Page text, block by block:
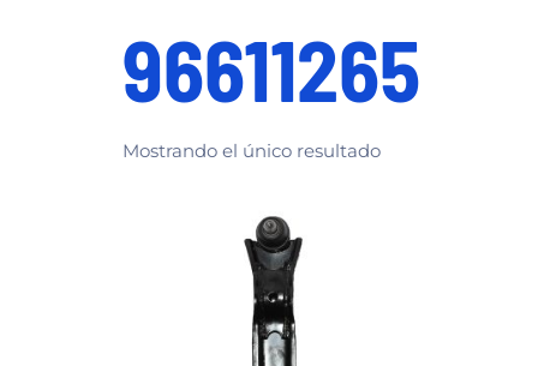
96611265
Mostrando el único resultado